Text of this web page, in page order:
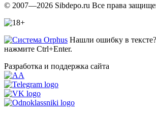
© 2007—2026 Sibdepo.ru Все права
Нашли ошибку в
нажмите Ctrl+Enter.
Разработка и поддержка сайта